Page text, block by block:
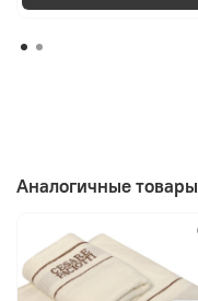
Аналогичные товары